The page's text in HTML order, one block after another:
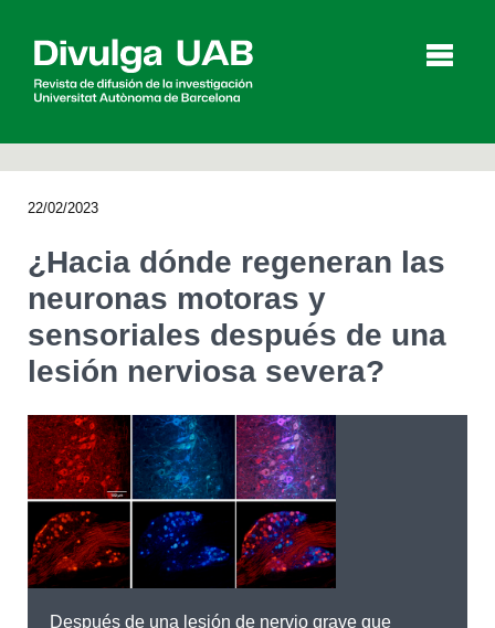
Agenda
English Català
BUSCAR
22/02/2023
¿Hacia dónde regeneran las
neuronas motoras y
sensoriales después de una
lesión nerviosa severa?
Después de una lesión de nervio grave que